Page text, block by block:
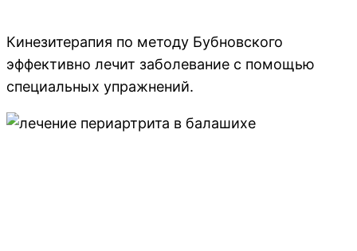
Кинезитерапия по методу Бубновского
эффективно лечит заболевание с помощью
специальных упражнений.